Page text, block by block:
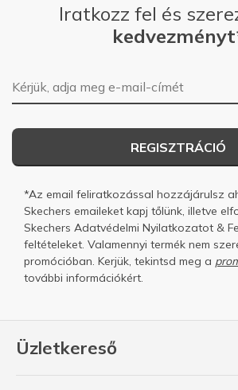
Üzletkereső
Iratkozz fel és
E-mail-cím
REGISZTRÁCIÓ
*Az email feliratkozással hozzájárulsz
Skechers emaileket kapj tőlünk, illetve
Skechers Adatvédelmi Nyilatkozatot &
feltételeket. Valamennyi termék nem
promócióban. Kerjük, tekintsd meg a
további információkért.